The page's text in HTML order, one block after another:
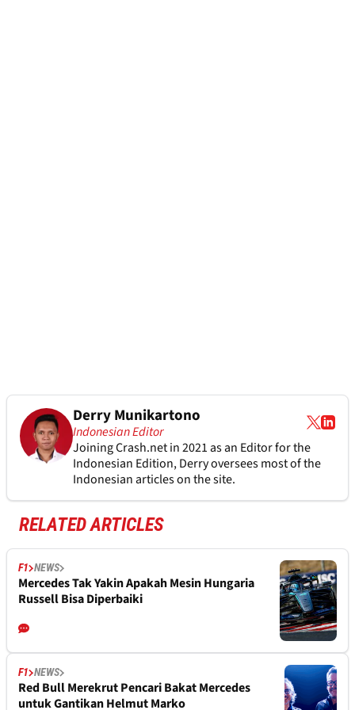
Derry Munikartono
Indonesian Editor
Joining Crash.net in 2021 as an Editor for the
Indonesian Edition, Derry oversees most of the
Indonesian articles on the site.
RELATED ARTICLES
F1 NEWS
Mercedes Tak Yakin Apakah Mesin Hungaria
Russell Bisa Diperbaiki
F1 NEWS
Red Bull Merekrut Pencari Bakat Mercedes
untuk Gantikan Helmut Marko